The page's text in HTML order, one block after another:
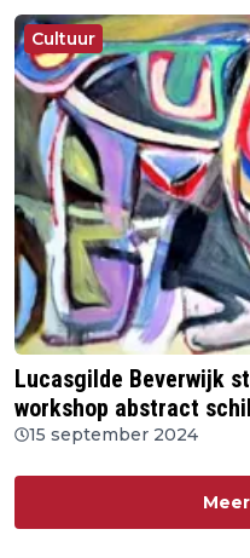
Cultuur
Lucasgilde Beverwijk
workshop abstract
15 september 2024